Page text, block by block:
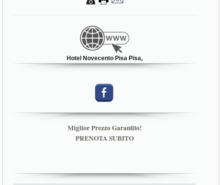
Hotel Novecento Pisa Pisa,
Miglior Prezzo Garantito!
PRENOTA SUBITO